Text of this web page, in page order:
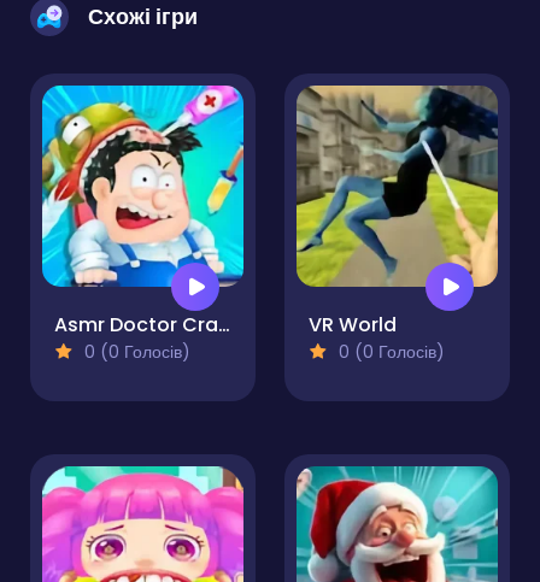
Схожі ігри
Asmr Doctor Crazy Hospital
0 (0 Голосів)
VR World
0 (0 Голосів)